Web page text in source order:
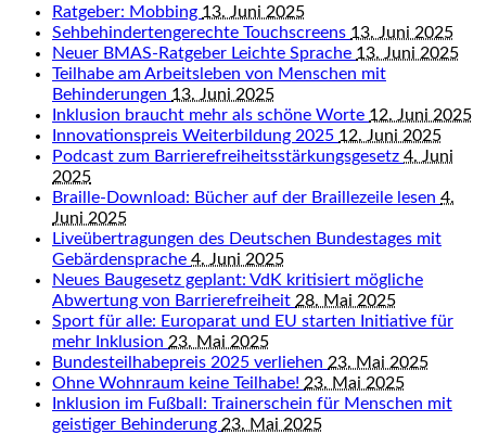
Ratgeber: Mobbing 13. Juni 2025
Sehbehindertengerechte Touchscreens 13. Juni 2025
Neuer BMAS-Ratgeber Leichte Sprache 13. Juni 2025
Teilhabe am Arbeitsleben von Menschen mit
Behinderungen 13. Juni 2025
Inklusion braucht mehr als schöne Worte 12. Juni 2025
Innovationspreis Weiterbildung 2025 12. Juni 2025
Podcast zum Barrierefreiheitsstärkungsgesetz 4. Juni
2025
Braille-Download: Bücher auf der Braillezeile lesen 4.
Juni 2025
Liveübertragungen des Deutschen Bundestages mit
Gebärdensprache 4. Juni 2025
Neues Baugesetz geplant: VdK kritisiert mögliche
Abwertung von Barrierefreiheit 28. Mai 2025
Sport für alle: Europarat und EU starten Initiative für
mehr Inklusion 23. Mai 2025
Bundesteilhabepreis 2025 verliehen 23. Mai 2025
Ohne Wohnraum keine Teilhabe! 23. Mai 2025
Inklusion im Fußball: Trainerschein für Menschen mit
geistiger Behinderung 23. Mai 2025